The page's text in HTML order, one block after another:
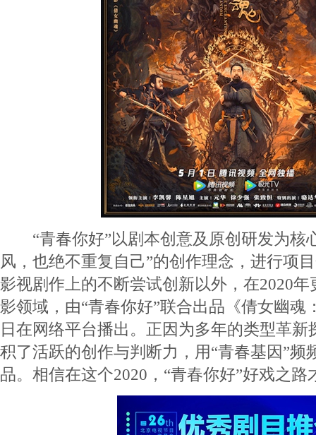
“青春你好”以剧本创意及原创研发为核
风，也绝不重复自己”的创作理念，进行项
影视剧作上的不断尝试创新以外，在2020
影领域，由“青春你好”联合出品《倩女幽魂
日在网络平台播出。正因为多年的类型革新
积了活跃的创作与判断力，用“青春基因”频
品。相信在这个2020，“青春你好”好戏之路